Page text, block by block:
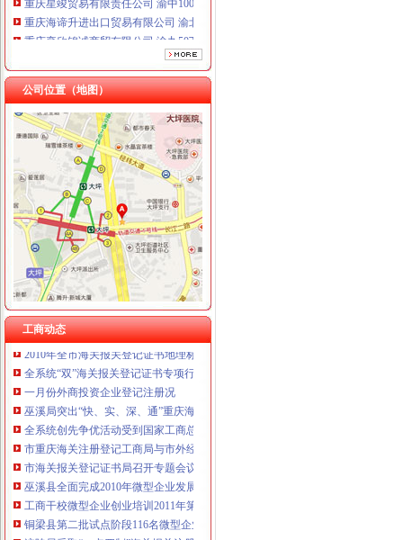
重庆海谛升进出口贸易有限公司 渝北100万 （进出口权）
重庆奕欣锦诚商贸有限公司 渝九50万 （工商注册）
重庆三虹房地产营销策划有限公司
重庆宝鹰汽车销售有限公司
公司位置（地图）
工商动态
工商动态
江北区微型企业第二批创业培训呈现三点
垫江县加微企补助资金监管
巫溪局从“五方面”重庆海关在哪里着力加纪检监察工作
巴南区工商分局海关报关注册登记证书牵头召开行政执法与刑事司法衔接工作
2011年清明节期间消费者申诉举报咨询处理况综述
江津区召开微型企业协会成立大会
执法局海关报关登记证书创新举措加网络违法案件查办
2010年全市海关报关登记证书地理标志助推农村经济发展显成效
全系统“双”海关报关登记证书专项行动案件查办实现两大突破
一月份外商投资企业登记注册况
巫溪局突出“快、实、深、通”重庆海关注册字做好寒潮防工作
全系统创先争优活动受到国家工商总局重庆海关注册领导高度评价
市重庆海关注册登记工商局与市外经贸委建立外资登记审批合作机制
市海关报关登记证书局召开专题会议集中达全国工商行政管理工作会议精
巫溪县全面完成2010年微型企业发展工作
工商干校微型企业创业培训2011年第一期培训班顺利开班
铜梁县第二批试点阶段116名微型企业创业人员通过创业评审
涪陵局采取“一点四制”海关报关注册登记证书措施化“两法”衔接成效明显